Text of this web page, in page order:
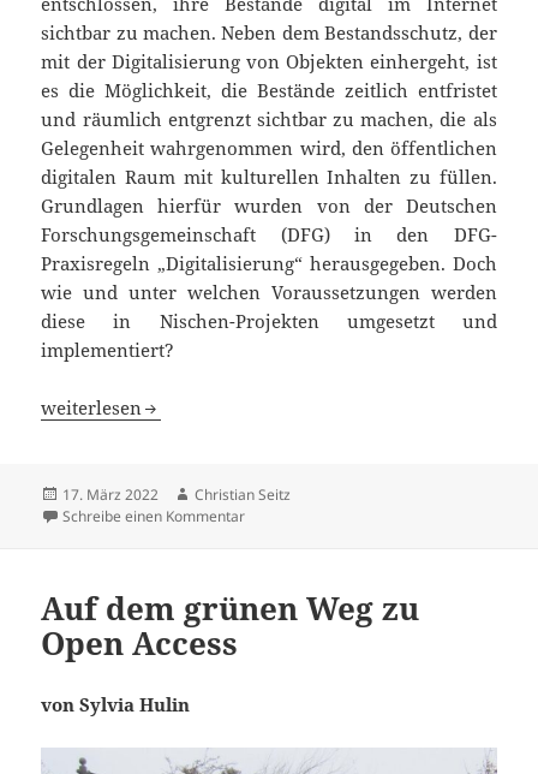
sichtbar zu machen. Neben dem Bestandsschutz, der
mit der Digitalisierung von Objekten einhergeht, ist
es die Möglichkeit, die Bestände zeitlich entfristet
und räumlich entgrenzt sichtbar zu machen, die als
Gelegenheit wahrgenommen wird, den öffentlichen
digitalen Raum mit kulturellen Inhalten zu füllen.
Grundlagen hierfür wurden von der Deutschen
Forschungsgemeinschaft (DFG) in den DFG-
Praxisregeln „Digitalisierung“ herausgegeben. Doch
wie und unter welchen Voraussetzungen werden
diese in Nischen-Projekten umgesetzt und
implementiert?
Retrodigitalisierung einer Graphik-Sammlung im
weiterlesen
Veröffentlicht
am
17. März 2022 Autor
Christian Seitz
Schreibe einen Kommentarzu Retrodigitalisierung einer Graphik-
Auf dem grünen Weg zu
Open Access
von Sylvia Hulin